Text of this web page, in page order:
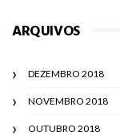
ARQUIVOS
DEZEMBRO 2018
NOVEMBRO 2018
OUTUBRO 2018